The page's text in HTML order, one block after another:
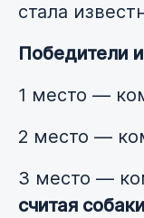
стала
Победители
1 место —
2 место —
3 место —
считая